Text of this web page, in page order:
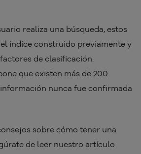
realiza una búsqueda, estos
índice construido previamente y
de clasificación.
que existen más de 200
nunca fue confirmada
sobre cómo tener una
de leer nuestro artículo